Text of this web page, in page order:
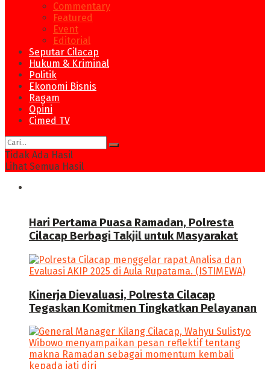
Commentary
Featured
Event
Editorial
Seputar Cilacap
Hukum & Kriminal
Politik
Ekonomi Bisnis
Ragam
Opini
Cimed TV
Tidak Ada Hasil
Lihat Semua Hasil
Hari Pertama Puasa Ramadan, Polresta
Cilacap Berbagi Takjil untuk Masyarakat
Kinerja Dievaluasi, Polresta Cilacap
Tegaskan Komitmen Tingkatkan Pelayanan